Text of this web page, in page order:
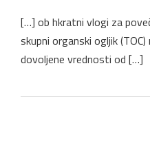
[…] ob hkratni vlogi za
skupni organski ogljik
dovoljene vrednosti od […]